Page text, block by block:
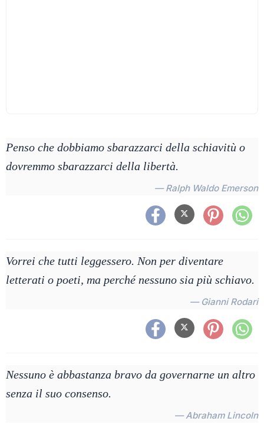
Penso che dobbiamo sbarazzarci della schiavitù o
dovremmo sbarazzarci della libertà.
— Ralph Waldo Emerson
Vorrei che tutti leggessero. Non per diventare
letterati o poeti, ma perché nessuno sia più schiavo.
— Gianni Rodari
Nessuno è abbastanza bravo da governarne un altro
senza il suo consenso.
— Abraham Lincoln